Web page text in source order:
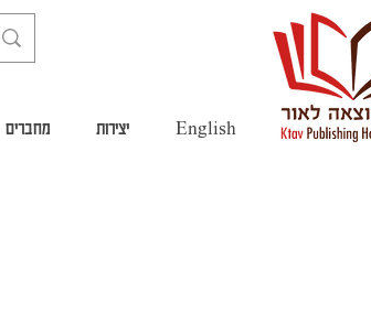
English יצירות מחברים